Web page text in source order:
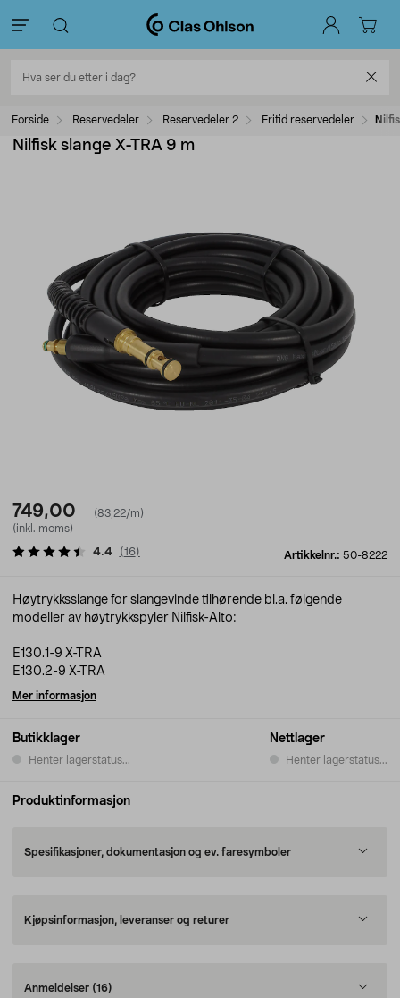
Forside Reservedeler Reservedeler 2 Fritid reservedeler
Nilfisk slange X-TRA 9 m
749,00
(83,22/m)
(inkl. moms)
Artikkelnr.: 50-8222
4.4 (16)
Butikklager
Henter lagerstatus...
Nettlager
Henter lagerstatus...
Høytrykksslange for slangevinde tilhørende bl.a. følgende
modeller av høytrykkspyler Nilfisk-Alto:
E130.1-9 X-TRA
E130.2-9 X-TRA
Mer informasjon
Produktinformasjon
Spesifikasjoner, dokumentasjon og ev. faresymboler
Kjøpsinformasjon, leveranser og returer
Anmeldelser (16)